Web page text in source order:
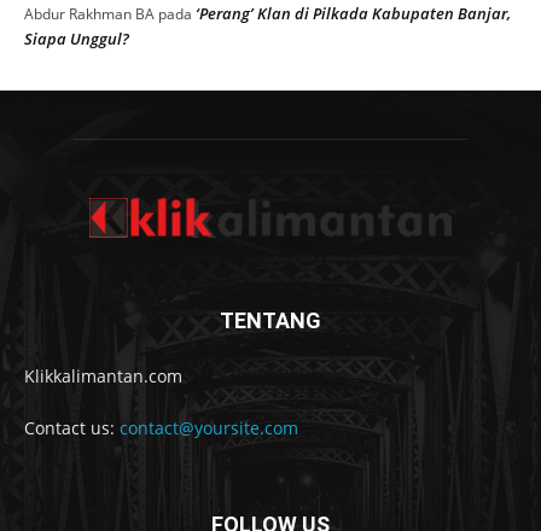
Abdur Rakhman BA pada ‘Perang’ Klan di Pilkada Kabupaten Banjar,
Siapa Unggul?
TENTANG
Klikkalimantan.com
Contact us: contact@yoursite.com
FOLLOW US